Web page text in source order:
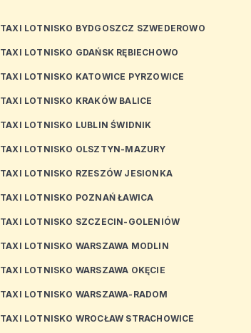
TAXI LOTNISKO BYDGOSZCZ SZWEDEROWO
TAXI LOTNISKO GDAŃSK RĘBIECHOWO
TAXI LOTNISKO KATOWICE PYRZOWICE
TAXI LOTNISKO KRAKÓW BALICE
TAXI LOTNISKO LUBLIN ŚWIDNIK
TAXI LOTNISKO OLSZTYN-MAZURY
TAXI LOTNISKO RZESZÓW JESIONKA
TAXI LOTNISKO POZNAŃ ŁAWICA
TAXI LOTNISKO SZCZECIN-GOLENIÓW
TAXI LOTNISKO WARSZAWA MODLIN
TAXI LOTNISKO WARSZAWA OKĘCIE
TAXI LOTNISKO WARSZAWA-RADOM
TAXI LOTNISKO WROCŁAW STRACHOWICE